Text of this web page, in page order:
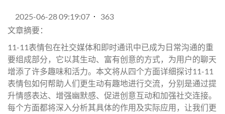
2025-06-28 09:19:07
363
文章摘要：
11-11表情包在社交媒体和即时通讯中已成为日常沟通的重
要组成部分，它以其生动、富有创意的方式，为用户的聊天
增添了许多趣味和活力。本文将从四个方面详细探讨11-11
表情包如何帮助人们更生动有趣地进行交流，分别是通过提
升情感表达、增强幽默感、促进创意互动和加强社交连接。
每个方面都将深入分析其具体的作用及实际应用，让我们更